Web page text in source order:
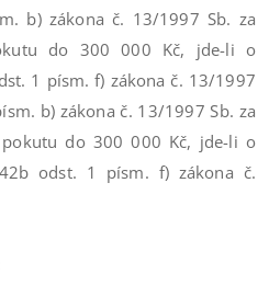
b) zákona č. 13/1997 Sb. za
do 300 000 Kč, jde-li o
1 písm. f) zákona č. 13/1997
b) zákona č. 13/1997 Sb. za
do 300 000 Kč, jde-li o
odst. 1 písm. f) zákona č.